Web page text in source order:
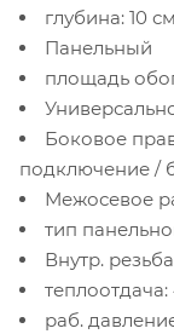
глубина: 10 см
Панельный
площадь
Боковое
подключение /
Межосевое
тип
Внутр.
раб.